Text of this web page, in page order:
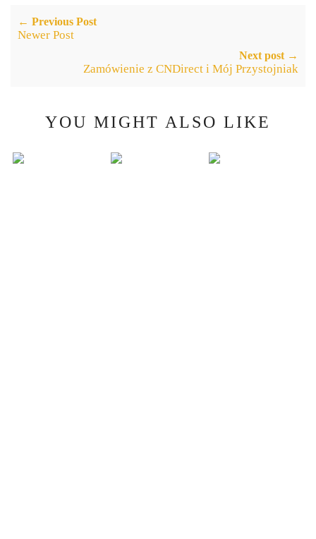
← Previous Post
Newer Post
Next post →
Zamówienie z CNDirect i Mój Przystojniak
YOU MIGHT ALSO LIKE